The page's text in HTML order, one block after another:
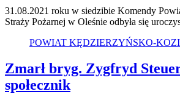
31.08.2021 roku w siedzibie Komendy
Straży Pożarnej w Oleśnie odbyła się
POWIAT KĘDZIERZYŃSKO-
Zmarł bryg. Zygfryd
społecznik